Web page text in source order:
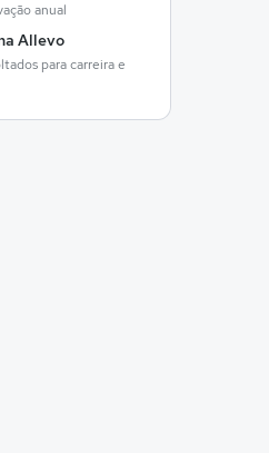
anual
Allevo
para carreira e